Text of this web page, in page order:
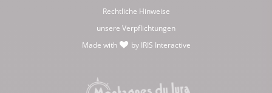
Rechtliche Hinweise
unsere Verpflichtungen
Made with
by IRIS Interactive